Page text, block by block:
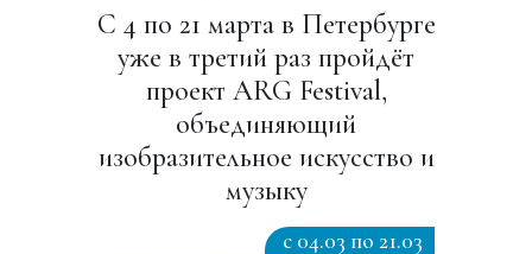
С 4 по 21 марта в Петербурге
уже в третий раз пройдёт
проект ARG Festival,
объединяющий
изобразительное искусство и
музыку
c 04.03 по 21.03